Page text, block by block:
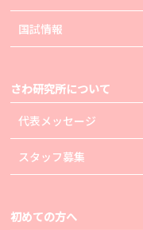
国試情報
さわ研究所について
代表メッセージ
スタッフ募集
初めての方へ